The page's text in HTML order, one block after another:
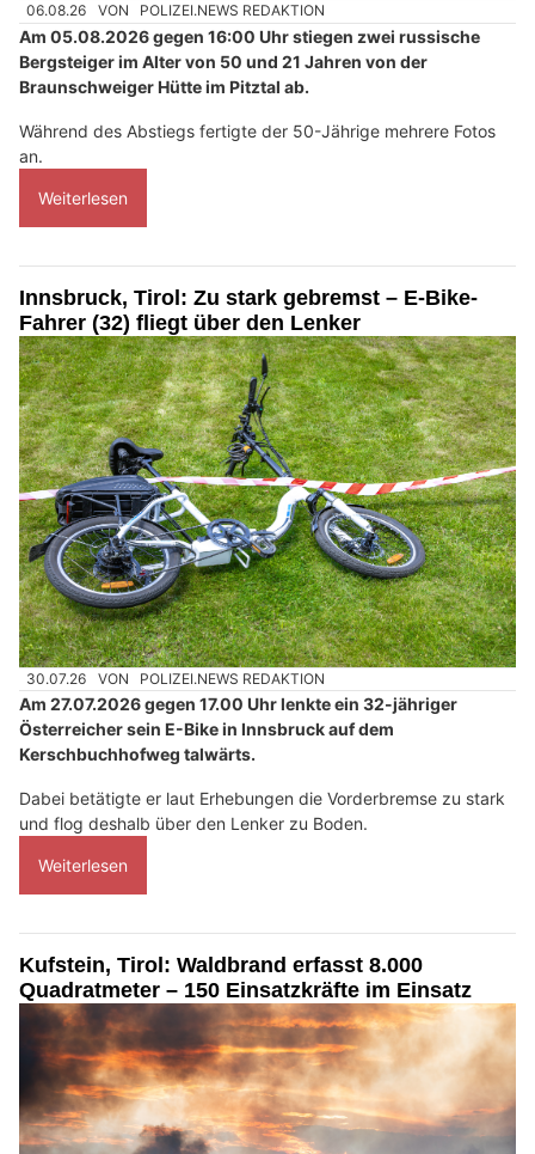
06.08.26 VON POLIZEI.NEWS REDAKTION
Am 05.08.2026 gegen 16:00 Uhr stiegen zwei russische
Bergsteiger im Alter von 50 und 21 Jahren von der
Braunschweiger Hütte im Pitztal ab.
Während des Abstiegs fertigte der 50-Jährige mehrere Fotos
an.
Weiterlesen
Innsbruck, Tirol: Zu stark gebremst – E-Bike-
Fahrer (32) fliegt über den Lenker
30.07.26 VON POLIZEI.NEWS REDAKTION
Am 27.07.2026 gegen 17.00 Uhr lenkte ein 32-jähriger
Österreicher sein E-Bike in Innsbruck auf dem
Kerschbuchhofweg talwärts.
Dabei betätigte er laut Erhebungen die Vorderbremse zu stark
und flog deshalb über den Lenker zu Boden.
Weiterlesen
Kufstein, Tirol: Waldbrand erfasst 8.000
Quadratmeter – 150 Einsatzkräfte im Einsatz